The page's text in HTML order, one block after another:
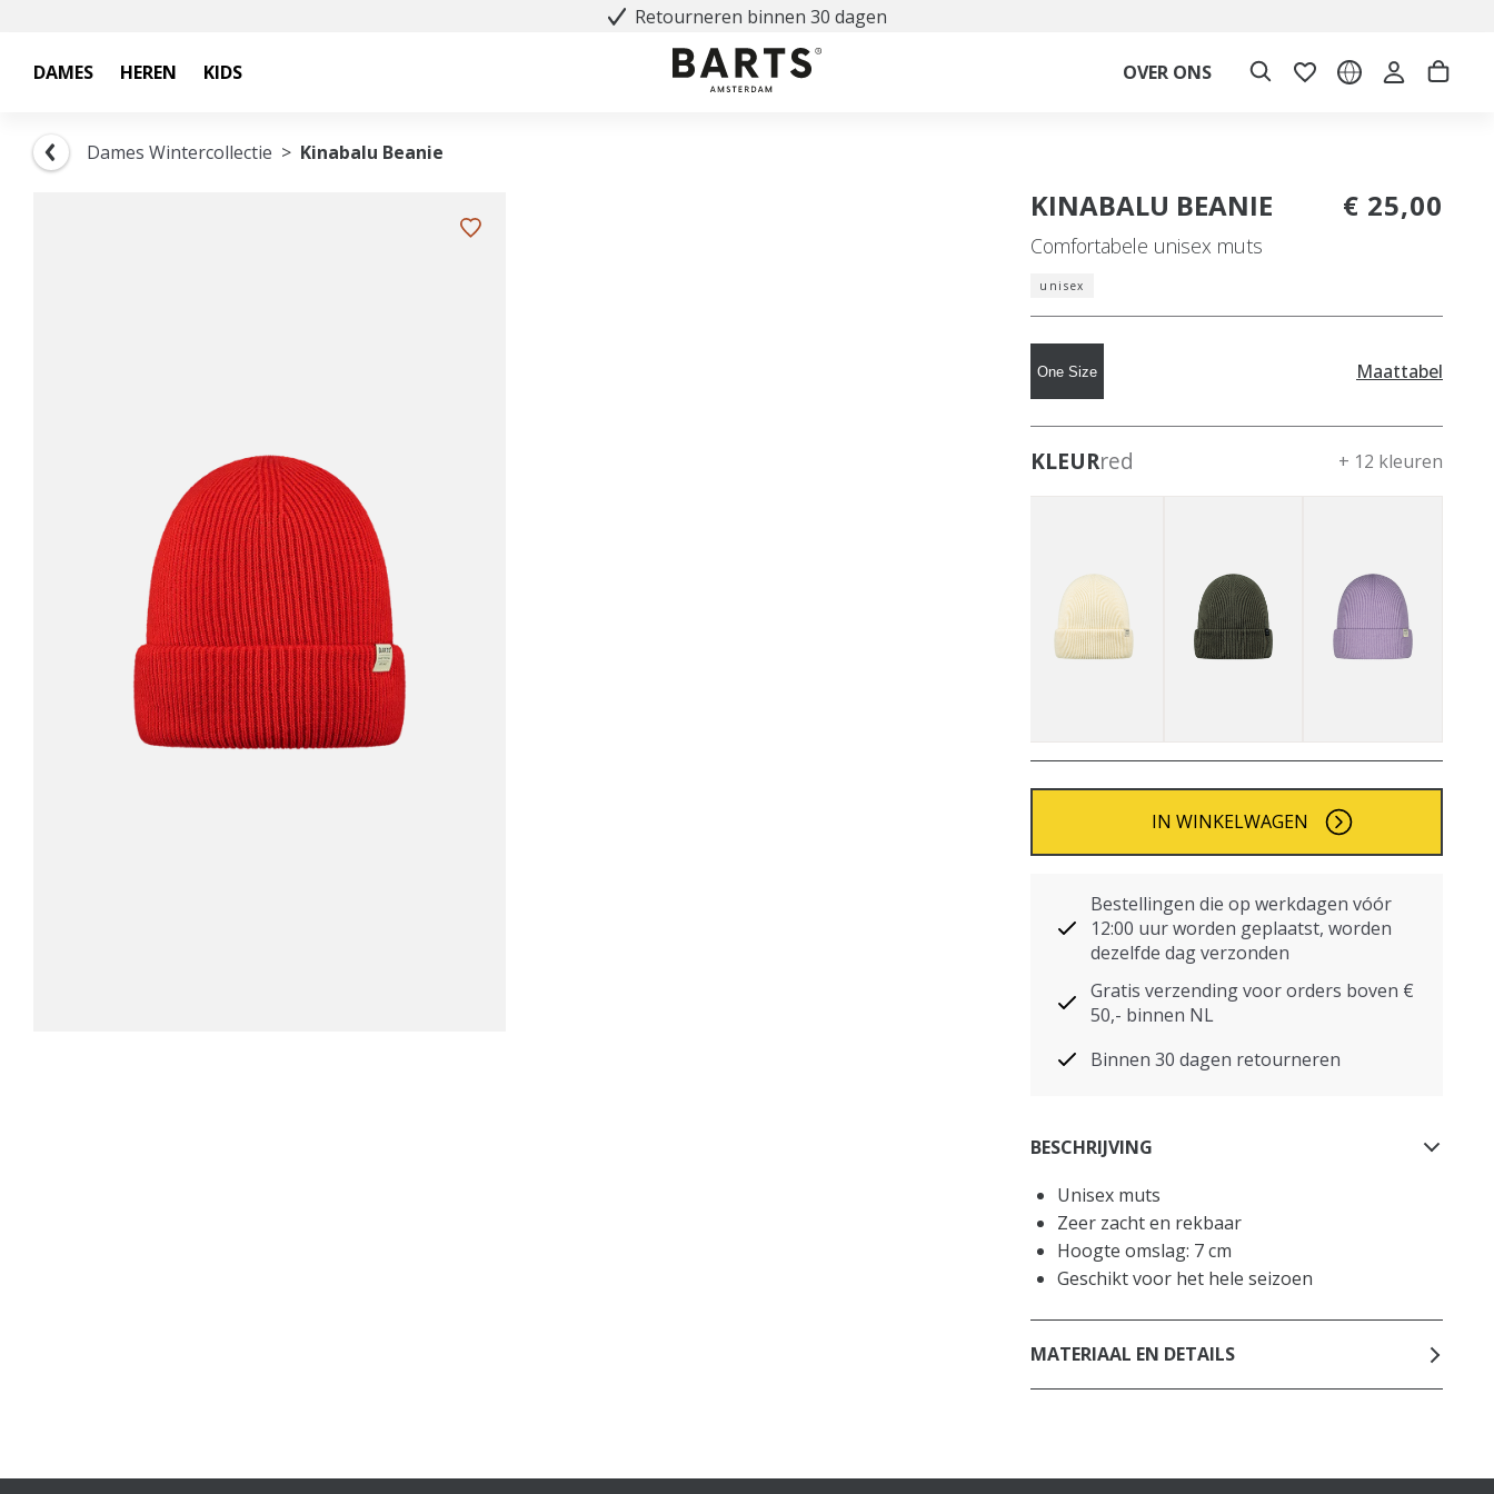
Retourneren binnen 30 dagen
DAMES HEREN KIDS OVER ONS
Dames Wintercollectie Kinabalu Beanie
KINABALU BEANIE
Comfortabele unisex muts
€ 25,00
unisex
One Size Maattabel
KLEURred + 12 kleuren
IN WINKELWAGEN
Bestellingen die op werkdagen vóór
12:00 uur worden geplaatst, worden
dezelfde dag verzonden
Gratis verzending voor orders boven €
50,- binnen NL
Binnen 30 dagen retourneren
BESCHRIJVING
Unisex muts
Zeer zacht en rekbaar
Hoogte omslag: 7 cm
Geschikt voor het hele seizoen
MATERIAAL EN DETAILS